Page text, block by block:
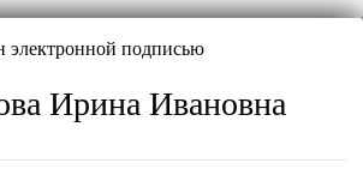
электронной подписью
Ирина Ивановна